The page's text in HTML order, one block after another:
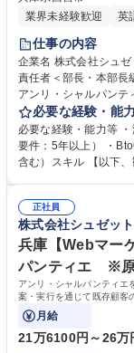
業界未経験歓迎
英
仕事の内容
企業名 株式会社シュゼット・ホー
責任者＜部長・本部長級
アンリ・シャルパンテ
同社の海外事業部の責
押し上げる司令塔」的役割を担
営 、事業状況の報告
進、事業改善など。 ※
【銀座】海外事業責任
エ』等
必要な経験・能
必要な経験・能力等
要件：5年以上） ・
含む）スキル 【以下、歓迎要件】 ・海外での勤務（赴任）経験 ・菓子・
正社員
株式会社シュゼッ
兵庫【Webマー
パンティエ ※原
アンリ・シャルパンティエ
案・実行を通じて既存顧客
月給
21万6100円～26万